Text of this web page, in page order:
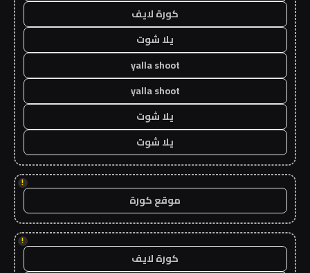
كورة لايف
يلا شوت
yalla shoot
yalla shoot
يلا شوت
يلا شوت
!
موقع كورة
!
كورة لايف